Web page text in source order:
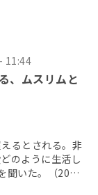
11:44
、ムスリムと
るとされる。非
のように生活し
聞いた。（2011
河 […]